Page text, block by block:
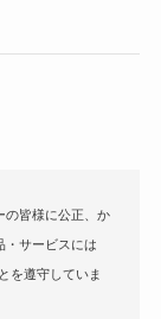
の皆様に公正、か
・サービスには
を遵守していま